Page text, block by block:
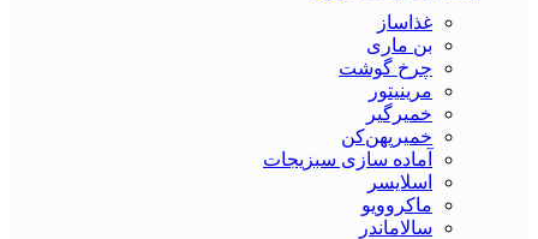
غذاساز
بن ماری
چرخ گوشت
مرینیتور
خمیرگیر
خمیر‌پهن‌کن
آماده سازی سبزیجات
اسلایسر
ماکروویو
سالاماندر